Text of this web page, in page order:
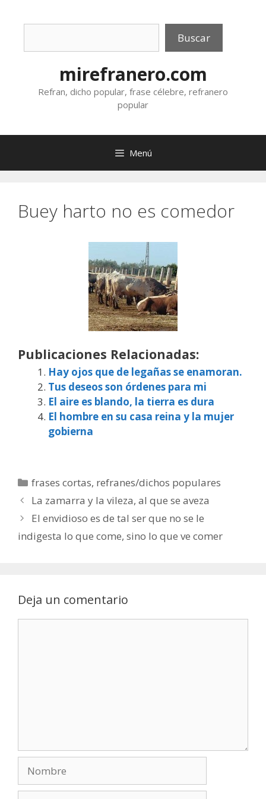
Buscar
mirefranero.com
Refran, dicho popular, frase célebre, refranero
popular
Menú
Buey harto no es comedor
Publicaciones Relacionadas:
Hay ojos que de legañas se enamoran.
Tus deseos son órdenes para mi
El aire es blando, la tierra es dura
El hombre en su casa reina y la mujer
gobierna
Categorías
frases cortas, refranes/dichos populares
La zamarra y la vileza, al que se aveza
El envidioso es de tal ser que no se le
indigesta lo que come, sino lo que ve comer
Deja un comentario